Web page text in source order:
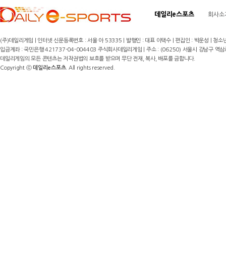
데일리e스포츠 회사소
(주)데일리게임 | 인터넷 신문등록번호 : 서울 아 53335 | 발행인 : 대표 이택수 | 편집인 : 박운성 |
입금계좌 : 국민은행 421737-04-004403 주식회사데일리게임 | 주소 : (06250) 서울시 강남구
데일리게임의 모든 콘텐츠는 저작권법의 보호를 받으며 무단 전재, 복사, 배포를 금합니다.
Copyright ⓒ데일리e스포츠. All rights reserved.